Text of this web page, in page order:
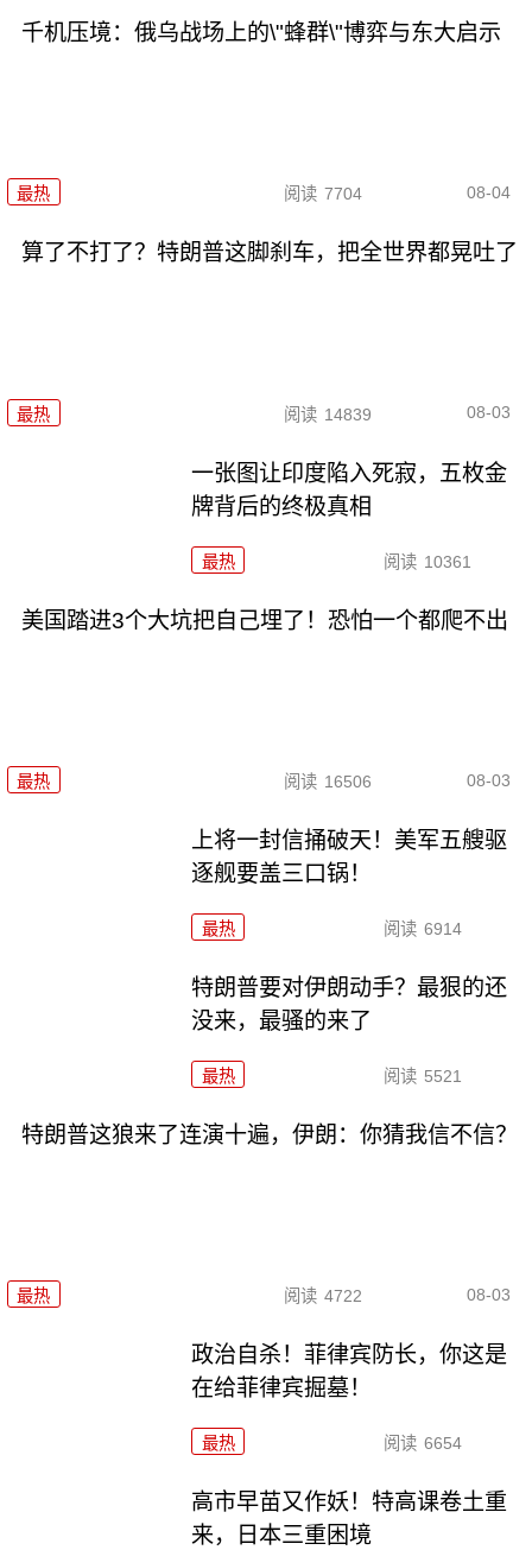
千机压境：俄乌战场上的\"蜂群\"博弈与东大启示
最热 阅读 7704 08-04
算了不打了？特朗普这脚刹车，把全世界都晃吐了
最热 阅读 14839 08-03
一张图让印度陷入死寂，五枚金
牌背后的终极真相
最热 阅读 10361
美国踏进3个大坑把自己埋了！恐怕一个都爬不出
最热 阅读 16506 08-03
上将一封信捅破天！美军五艘驱
逐舰要盖三口锅！
最热 阅读 6914
特朗普要对伊朗动手？最狠的还
没来，最骚的来了
最热 阅读 5521
特朗普这狼来了连演十遍，伊朗：你猜我信不信？
最热 阅读 4722 08-03
政治自杀！菲律宾防长，你这是
在给菲律宾掘墓！
最热 阅读 6654
高市早苗又作妖！特高课卷土重
来，日本三重困境